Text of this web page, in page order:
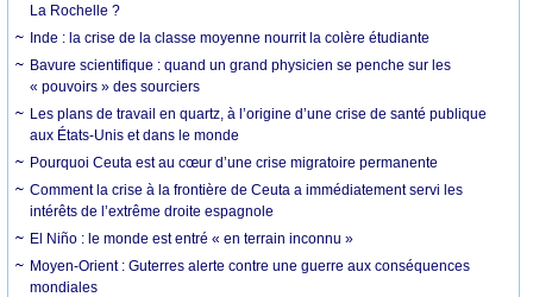
La Rochelle ?
Inde : la crise de la classe moyenne nourrit la colère étudiante
Bavure scientifique : quand un grand physicien se penche sur les
« pouvoirs » des sourciers
Les plans de travail en quartz, à l’origine d’une crise de santé publique
aux États-Unis et dans le monde
Pourquoi Ceuta est au cœur d’une crise migratoire permanente
Comment la crise à la frontière de Ceuta a immédiatement servi les
intérêts de l’extrême droite espagnole
El Niño : le monde est entré « en terrain inconnu »
Moyen-Orient : Guterres alerte contre une guerre aux conséquences
mondiales